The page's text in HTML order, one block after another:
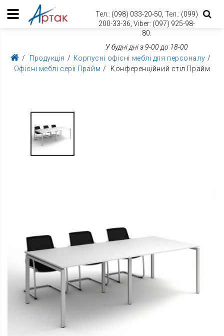
Тел.: (098) 033-20-50, Тел.: (099)
200-33-36, Viber: (097) 925-98-
80.
У будні дні з 9-00 до 18-00
Продукція
Корпусні офісні меблі для персоналу
Офісні меблі серії Прайм
Конференційний стіл Прайм